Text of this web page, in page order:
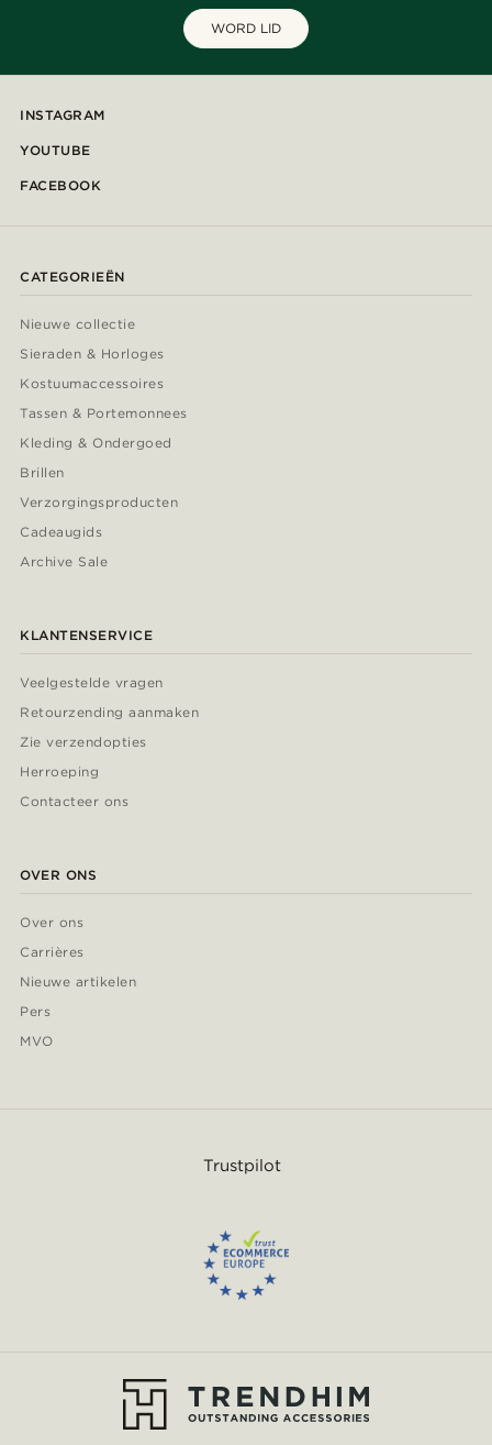
WORD LID
INSTAGRAM
YOUTUBE
FACEBOOK
CATEGORIEËN
Nieuwe collectie
Sieraden & Horloges
Kostuumaccessoires
Tassen & Portemonnees
Kleding & Ondergoed
Brillen
Verzorgingsproducten
Cadeaugids
Archive Sale
KLANTENSERVICE
Veelgestelde vragen
Retourzending aanmaken
Zie verzendopties
Herroeping
Contacteer ons
OVER ONS
Over ons
Carrières
Nieuwe artikelen
Pers
MVO
Trustpilot